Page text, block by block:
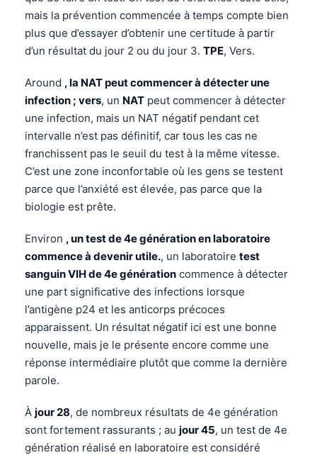
mais la prévention commencée à temps compte bien
plus que d’essayer d’obtenir une certitude à partir
d’un résultat du jour 2 ou du jour 3. TPE, Vers.
Around , la NAT peut commencer à détecter une
infection ; vers, un NAT peut commencer à détecter
une infection, mais un NAT négatif pendant cet
intervalle n’est pas définitif, car tous les cas ne
franchissent pas le seuil du test à la même vitesse.
C’est une zone inconfortable où les gens se testent
parce que l’anxiété est élevée, pas parce que la
biologie est prête.
Environ , un test de 4e génération en laboratoire
commence à devenir utile., un laboratoire test
sanguin VIH de 4e génération commence à détecter
une part significative des infections lorsque
l’antigène p24 et les anticorps précoces
apparaissent. Un résultat négatif ici est une bonne
nouvelle, mais je le présente encore comme une
réponse intermédiaire plutôt que comme la dernière
parole.
À jour 28, de nombreux résultats de 4e génération
sont fortement rassurants ; au jour 45, un test de 4e
génération réalisé en laboratoire est considéré